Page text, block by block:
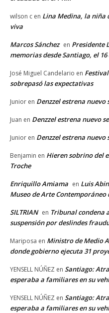
wilson c en Lina Medina, la niña
viva
Marcos Sánchez en Presidente
memorias desde Santiago, el 16
José Miguel Candelario en
sobrepasó las expectativas
Junior en Denzzel estrena nuevo
Juan en Denzzel estrena nuevo
Junior en Denzzel estrena nuevo
Benjamin en Hieren sobrino del
Troche
Enriquillo Amiama en Luis
Museo de Arte Contemporáneo
SILTRIAN en Tribunal condena
suspensión por deslindes
Mariposa en Ministro de Medio
donde gobierno ejecuta 31
YENSELL NÚÑEZ en Santiago:
esperaba a familiares en su
YENSELL NÚÑEZ en Santiago:
esperaba a familiares en su